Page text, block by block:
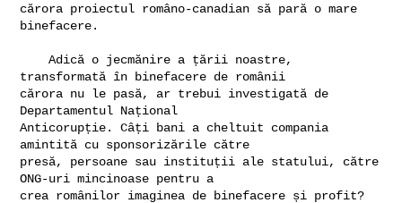
cărora proiectul româno-canadian să pară o mare
binefacere.
    Adică o jecmănire a țării noastre,
transformată în binefacere de românii
cărora nu le pasă, ar trebui investigată de
Departamentul Național
Anticorupție. Câți bani a cheltuit compania
amintită cu sponsorizările către
presă, persoane sau instituții ale statului, către
ONG-uri mincinoase pentru a
crea românilor imaginea de binefacere și profit?